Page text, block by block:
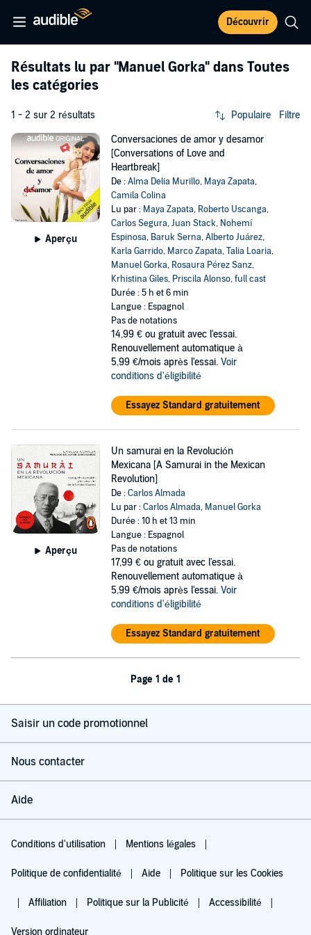
Découvrir
Résultats lu par "Manuel Gorka" dans Toutes
les catégories
1 - 2 sur 2 résultats Populaire Filtre
Aperçu
Conversaciones de amor y desamor
[Conversations of Love and
Heartbreak]
De :Alma Delia Murillo, Maya Zapata,
Camila Colina
Lu par : Maya Zapata, Roberto Uscanga,
Carlos Segura,Juan Stack, Nohemí
Espinosa, Baruk Serna,Alberto Juárez,
Karla Garrido, Marco Zapata,Talia Loaria,
Manuel Gorka, Rosaura Pérez Sanz,
Krhistina Giles, Priscila Alonso,full cast
Durée : 5 h et 6 min
Langue : Espagnol
Pas de notations
14,99 € ou gratuit avec l'essai.
Renouvellement automatique à
5,99 €/mois après l'essai. Voir
conditions d'éligibilité
Essayez Standard gratuitement
Aperçu
Un samurai en la Revolución
Mexicana [A Samurai in the Mexican
Revolution]
De :Carlos Almada
Lu par :Carlos Almada, Manuel Gorka
Durée : 10 h et 13 min
Langue : Espagnol
Pas de notations
17,99 € ou gratuit avec l'essai.
Renouvellement automatique à
5,99 €/mois après l'essai. Voir
conditions d'éligibilité
Essayez Standard gratuitement
Page 1 de 1
Saisir un code promotionnel
Nous contacter
Aide
Conditions d'utilisation Mentions légales
Politique de confidentialité Aide Politique sur les Cookies
Affiliation Politique sur la Publicité Accessibilité
Version ordinateur